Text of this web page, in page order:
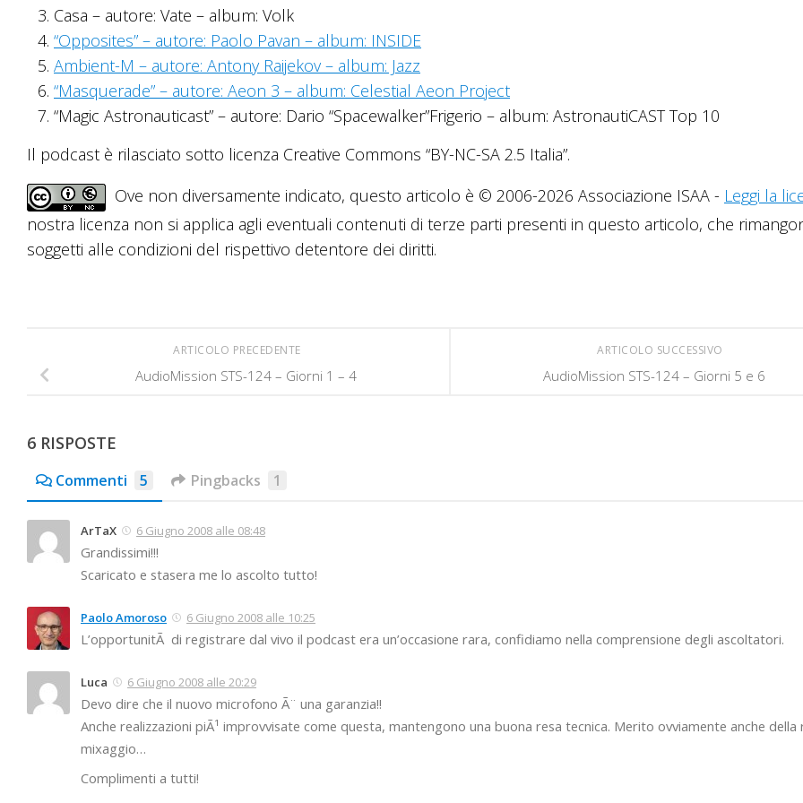
Casa – autore: Vate – album: Volk
“Opposites” – autore: Paolo Pavan – album: INSIDE
Ambient-M – autore: Antony Raijekov – album: Jazz
“Masquerade” – autore: Aeon 3 – album: Celestial Aeon Project
“Magic Astronauticast” – autore: Dario “Spacewalker”Frigerio – album: AstronautiCAST Top 10
Il podcast è rilasciato sotto licenza Creative Commons “BY-NC-SA 2.5 Italia”.
Ove non diversamente indicato, questo articolo è © 2006-2026 Associazione ISAA - Leggi la
nostra licenza non si applica agli eventuali contenuti di terze parti presenti in questo articolo, che
soggetti alle condizioni del rispettivo detentore dei diritti.
ARTICOLO SUCCESSIVO
AudioMission STS-124 – Giorni 5 e 6
ARTICOLO PRECEDENTE
AudioMission STS-124 – Giorni 1 – 4
6 RISPOSTE
Commenti 5 Pingbacks 1
ArTaX 6 Giugno 2008 alle 08:48
Grandissimi!!!
Scaricato e stasera me lo ascolto tutto!
Paolo Amoroso 6 Giugno 2008 alle 10:25
L’opportunitÃ di registrare dal vivo il podcast era un’occasione rara, confidiamo nella comprensione degli ascoltatori.
Luca 6 Giugno 2008 alle 20:29
Devo dire che il nuovo microfono Ã¨ una garanzia!!
Anche realizzazioni piÃ¹ improvvisate come questa, mantengono una buona resa tecnica. Merito ovviamente anche della
mixaggio…
Complimenti a tutti!